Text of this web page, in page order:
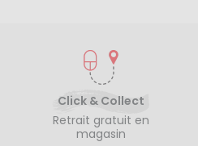
Click & Collect
Retrait gratuit en
magasin